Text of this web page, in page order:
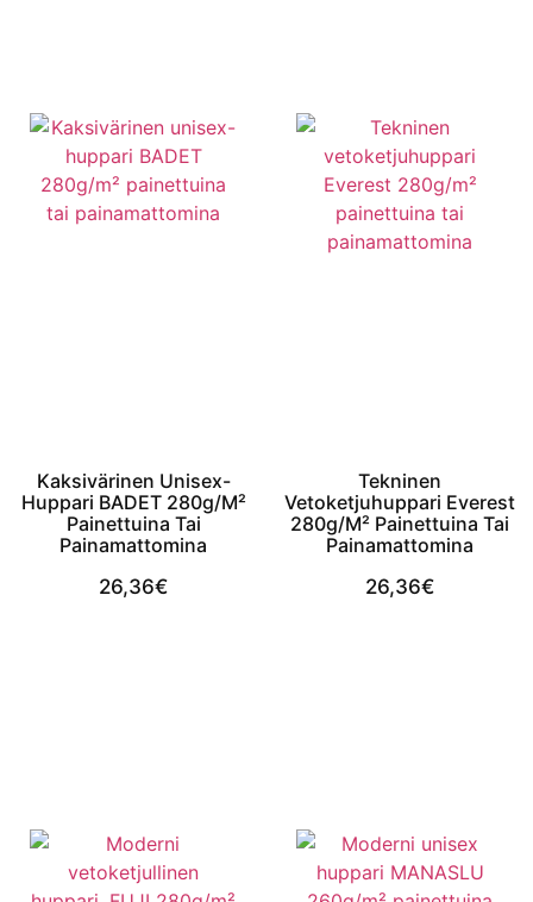
Kaksivärinen Unisex-
Huppari BADET 280g/m²
Painettuina Tai
Painamattomina
26,36€
Tekninen
Vetoketjuhuppari Everest
280g/m² Painettuina Tai
Painamattomina
26,36€